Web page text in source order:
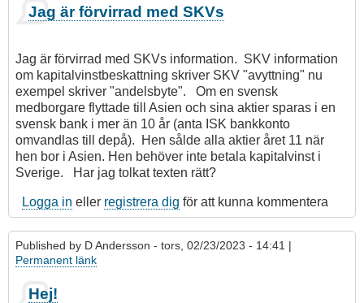
Jag är förvirrad med SKVs
Jag är förvirrad med SKVs information. SKV information
om kapitalvinstbeskattning skriver SKV "avyttning" nu
exempel skriver "andelsbyte". Om en svensk
medborgare flyttade till Asien och sina aktier sparas i en
svensk bank i mer än 10 år (anta ISK bankkonto
omvandlas till depå). Hen sålde alla aktier året 11 när
hen bor i Asien. Hen behöver inte betala kapitalvinst i
Sverige. Har jag tolkat texten rätt?
Logga in eller registrera dig för att kunna kommentera
Published by D Andersson - tors, 02/23/2023 - 14:41 |
Permanent länk
Hej!